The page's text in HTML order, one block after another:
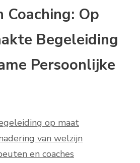
Coaching: Op
Begeleiding
Persoonlijke
op maat
van welzijn
en coaches